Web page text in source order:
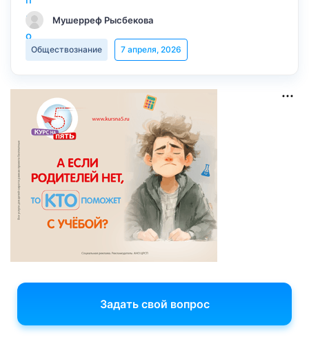
Мушерреф Рысбекова
Обществознание 7 апреля, 2026
Задать свой вопрос